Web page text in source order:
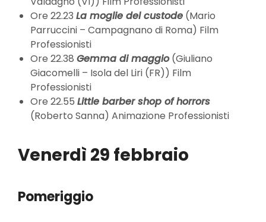
Ore 22.23 La moglie del custode (Mario
Parruccini – Campagnano di Roma) Film
Professionisti
Ore 22.38 Gemma di maggio(Giuliano
Giacomelli – Isola del Liri (FR)) Film
Professionisti
Ore 22.55 Little barber shop of horrors
(Roberto Sanna) Animazione Professionisti
Venerdì 29 febbraio
Pomeriggio